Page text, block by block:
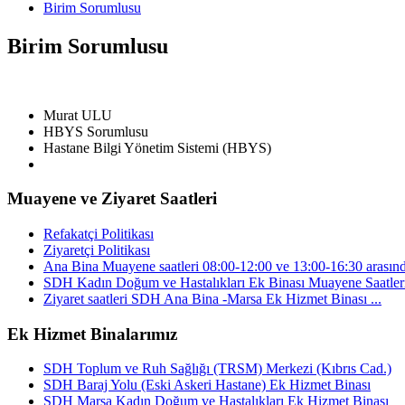
Birim Sorumlusu
Birim Sorumlusu
Murat ULU
HBYS Sorumlusu
Hastane Bilgi Yönetim Sistemi (HBYS)
Muayene ve Ziyaret Saatleri
Refakatçi Politikası
Ziyaretçi Politikası
Ana Bina Muayene saatleri 08:00-12:00 ve 13:00-16:30
SDH Kadın Doğum ve Hastalıkları Ek Binası Muayene
Ziyaret saatleri SDH Ana Bina -Marsa Ek Hizmet Binası ...
Ek Hizmet Binalarımız
SDH Toplum ve Ruh Sağlığı (TRSM) Merkezi (Kıbrıs Cad.)
SDH Baraj Yolu (Eski Askeri Hastane) Ek Hizmet Binası
SDH Marsa Kadın Doğum ve Hastalıkları Ek Hizmet Binası